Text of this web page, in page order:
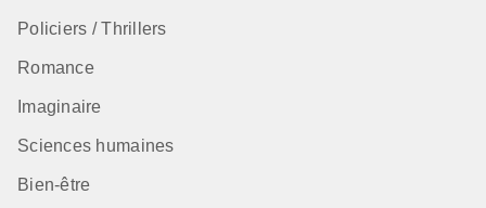
Policiers / Thrillers
Romance
Imaginaire
Sciences humaines
Bien-être